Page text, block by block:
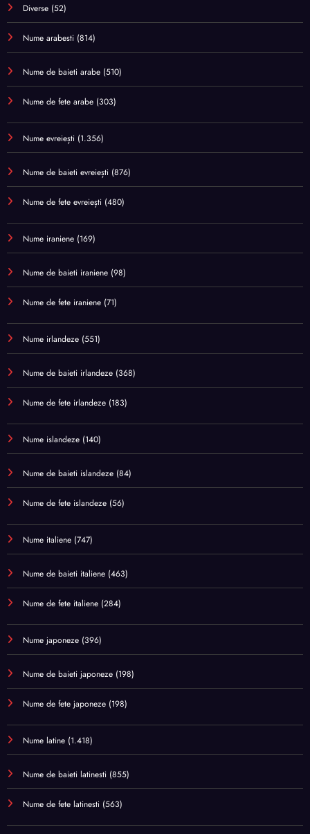
Diverse (52)
Nume arabesti (814)
Nume de baieti arabe (510)
Nume de fete arabe (303)
Nume evreiești (1.356)
Nume de baieti evreiești (876)
Nume de fete evreiești (480)
Nume iraniene (169)
Nume de baieti iraniene (98)
Nume de fete iraniene (71)
Nume irlandeze (551)
Nume de baieti irlandeze (368)
Nume de fete irlandeze (183)
Nume islandeze (140)
Nume de baieti islandeze (84)
Nume de fete islandeze (56)
Nume italiene (747)
Nume de baieti italiene (463)
Nume de fete italiene (284)
Nume japoneze (396)
Nume de baieti japoneze (198)
Nume de fete japoneze (198)
Nume latine (1.418)
Nume de baieti latinesti (855)
Nume de fete latinesti (563)